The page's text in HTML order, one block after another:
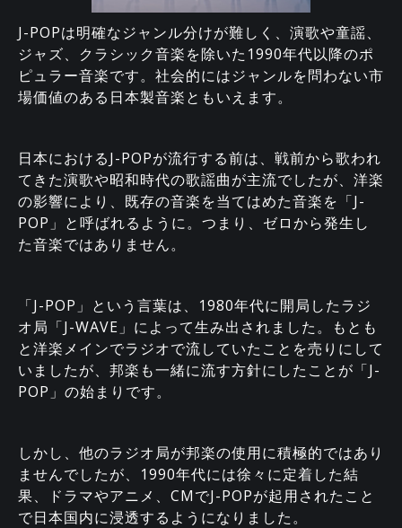
J-POPは明確なジャンル分けが難しく、演歌や童謡、
ジャズ、クラシック音楽を除いた1990年代以降のポ
ピュラー音楽です。社会的にはジャンルを問わない市
場価値のある日本製音楽ともいえます。
日本におけるJ-POPが流行する前は、戦前から歌われ
てきた演歌や昭和時代の歌謡曲が主流でしたが、洋楽
の影響により、既存の音楽を当てはめた音楽を「J-
POP」と呼ばれるように。つまり、ゼロから発生し
た音楽ではありません。
「J-POP」という言葉は、1980年代に開局したラジ
オ局「J-WAVE」によって生み出されました。もとも
と洋楽メインでラジオで流していたことを売りにして
いましたが、邦楽も一緒に流す方針にしたことが「J-
POP」の始まりです。
しかし、他のラジオ局が邦楽の使用に積極的ではあり
ませんでしたが、1990年代には徐々に定着した結
果、ドラマやアニメ、CMでJ-POPが起用されたこと
で日本国内に浸透するようになりました。